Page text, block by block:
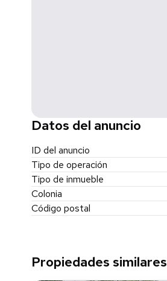
Datos del anuncio
ID del anuncio
Tipo de operación
Tipo de inmueble
Colonia
Código postal
Propiedades similares